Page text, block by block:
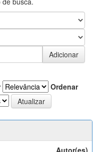
Ordenar
Autor(es)